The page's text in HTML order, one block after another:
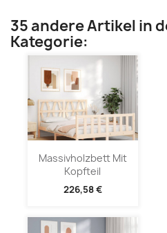
35 andere Artikel in
Kategorie:
Massivholzbett Mit
Kopfteil
226,58 €